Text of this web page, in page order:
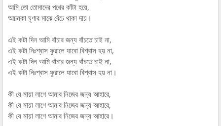
আমি তো তোমাদের পথের কাঁটা হয়ে,
আচমকা ঘৃণার মাঝে বেঁচে থাকা দায়।
এই কটা দিন আমি বাঁচার জন্য বাঁচতে চাই না,
এই কটা নিঃশ্বাস ফুরালে যাবো বিশ্বাস হয় না,
এই কটা দিন আমি বাঁচার জন্য বাঁচতে চাই না,
এই কটা নিঃশ্বাস ফুরালে যাবো বিশ্বাস হয় না।
কী যে মায়া লাগে আমার নিজের জন্য আহারে,
কী যে মায়া লাগে আমার নিজের জন্য আহারে,
কী যে মায়া লাগে আমার নিজের জন্য আহারে।